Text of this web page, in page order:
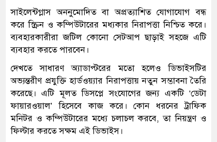
সাইলেন্টগ্লাস অননুমোদিত বা অপ্রত্যাশিত যোগাযোগ বন্ধ
করে স্ক্রিন ও কম্পিউটারের মধ্যকার নিরাপত্তা নিশ্চিত করে।
ব্যবহারকারীরা জটিল কোনো সেটআপ ছাড়াই সহজে এটি
ব্যবহার করতে পারবেন।
দেখতে সাধারণ অ্যাডাপ্টরের মতো হলেও ডিভাইসটির
অভ্যন্তরীণ প্রযুক্তি হার্ডওয়্যার নিরাপত্তায় নতুন সম্ভাবনা তৈরি
করেছে। এটি মূলত ডিসপ্লে সংযোগের জন্য একটি ‘ডেটা
ফায়ারওয়াল’ হিসেবে কাজ করে। কোন ধরনের ট্রাফিক
মনিটর ও কম্পিউটারের মধ্যে চলাচল করবে, তা নিয়ন্ত্রণ ও
ফিল্টার করতে সক্ষম এই ডিভাইস।